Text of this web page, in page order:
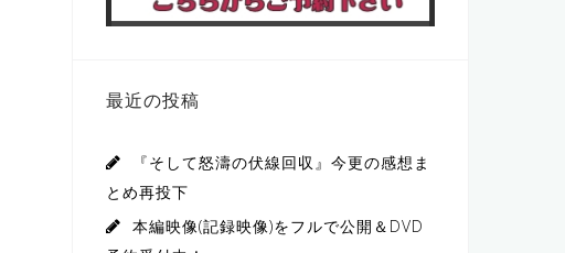
最近の投稿
『そして怒濤の伏線回収』今更の感想ま
とめ再投下
本編映像(記録映像)をフルで公開＆DVD